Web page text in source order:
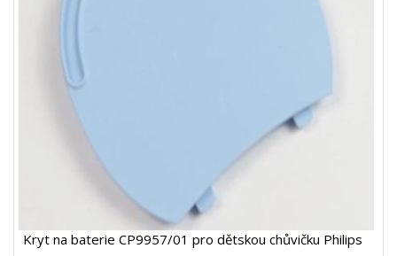
Kryt na baterie CP9957/01 pro dětskou chůvičku Philips